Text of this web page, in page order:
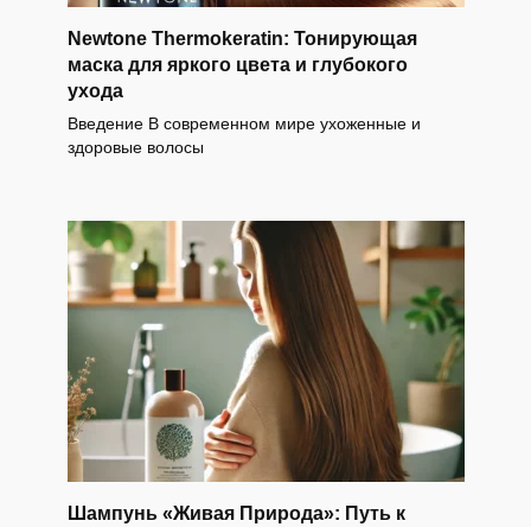
Newtone Thermokeratin: Тонирующая
маска для яркого цвета и глубокого
ухода
Введение В современном мире ухоженные и
здоровые волосы
Шампунь «Живая Природа»: Путь к